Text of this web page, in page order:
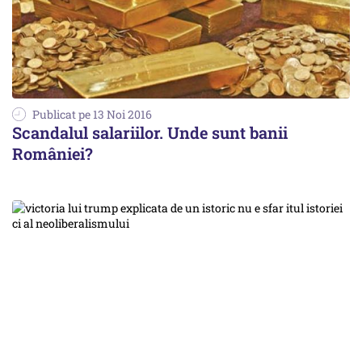
Publicat pe 13 Noi 2016
Scandalul salariilor. Unde sunt banii
României?